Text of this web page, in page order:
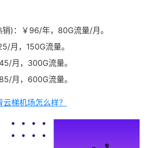
销)：￥96/年，80G流量/月。
月，150G流量。
月，300G流量。
月，600G流量。
云梯机场怎么样？